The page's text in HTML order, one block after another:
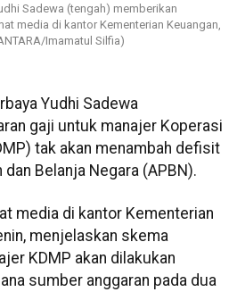
Sadewa (tengah) memberikan
media di kantor Kementerian Keuangan,
Imamatul Silfia)
Yudhi Sadewa
gaji untuk manajer Koperasi
tak akan menambah defisit
Belanja Negara (APBN).
media di kantor Kementerian
menjelaskan skema
KDMP akan dilakukan
sumber anggaran pada dua